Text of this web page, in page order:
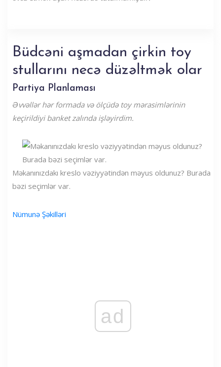
Büdcəni aşmadan çirkin toy
stullarını necə düzəltmək olar
Partiya Planlaması
Əvvəllər hər formada və ölçüdə toy mərasimlərinin
keçirildiyi banket zalında işləyirdim.
Məkanınızdakı kreslo vəziyyətindən məyus oldunuz? Burada
bəzi seçimlər var.
Nümunə Şəkilləri
ad